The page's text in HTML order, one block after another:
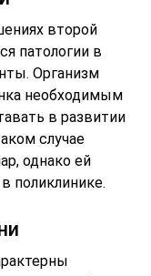
второй
патологии в
Организм
необходимым
в развитии
случае
однако ей
поликлинике.